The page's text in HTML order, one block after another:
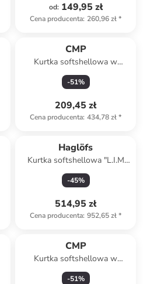
od: 149,95 zł
Cena producenta: 260,96 zł*
CMP
Kurtka softshellowa w
kolorze czarnym
-51%
209,45 zł
Cena producenta: 434,78 zł*
Haglöfs
Kurtka softshellowa "L.I.M
Proof" w kolorze niebieskim
-45%
514,95 zł
Cena producenta: 952,65 zł*
CMP
Kurtka softshellowa w
kolorze khaki
-51%